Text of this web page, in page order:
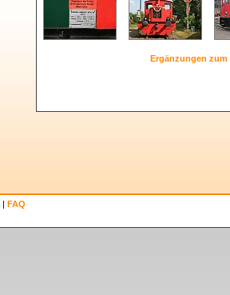
Ergänzungen zum
| FAQ